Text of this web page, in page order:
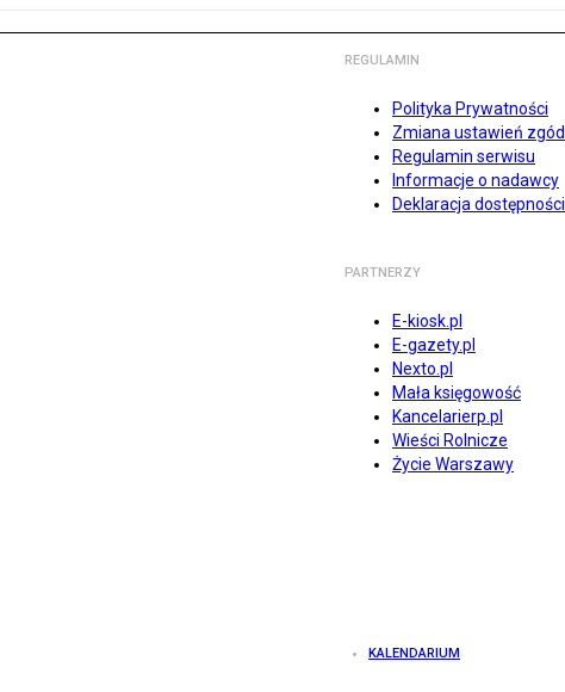
REGULAMIN
Polityka Prywatności
Zmiana ustawień zgód
Regulamin serwisu
Informacje o nadawcy
Deklaracja dostępności
PARTNERZY
E-kiosk.pl
E-gazety.pl
Nexto.pl
Mała księgowość
Kancelarierp.pl
Wieści Rolnicze
Życie Warszawy
KALENDARIUM